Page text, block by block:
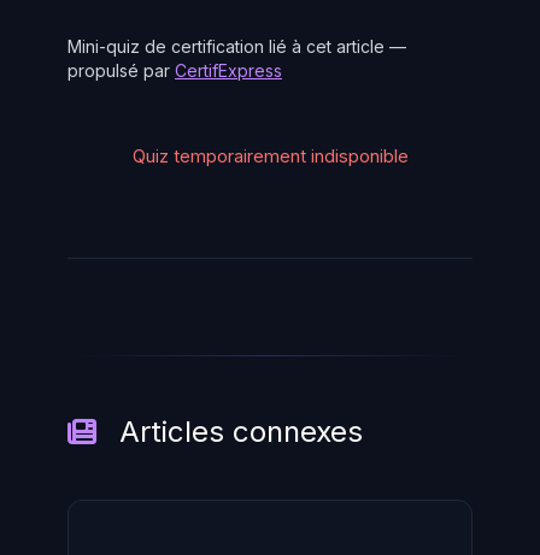
Mini-quiz de certification lié à cet article —
propulsé par CertifExpress
Quiz temporairement indisponible
Articles connexes